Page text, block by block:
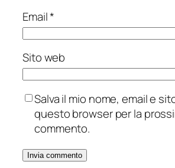
Email*
Sito web
Salva il mio nome, email e
questo browser per la
commento.